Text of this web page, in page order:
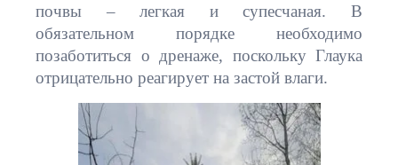
почвы – легкая и супесчаная. В
обязательном порядке необходимо
позаботиться о дренаже, поскольку Глаука
отрицательно реагирует на застой влаги.